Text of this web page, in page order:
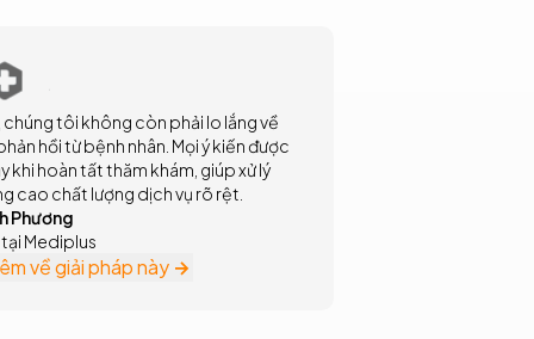
chúng tôi không còn phải lo lắng về
hồi từ bệnh nhân. Mọi ý kiến được
khi hoàn tất thăm khám, giúp xử lý
cao chất lượng dịch vụ rõ rệt.
Phương
tại Mediplus
về giải pháp này